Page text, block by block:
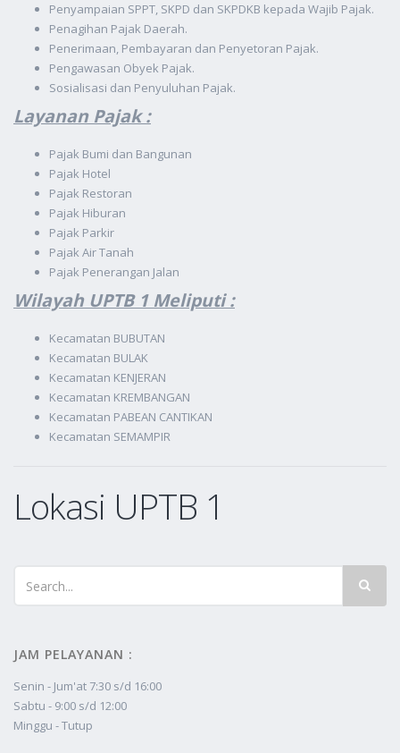
Penyampaian SPPT, SKPD dan SKPDKB kepada Wajib Pajak.
Penagihan Pajak Daerah.
Penerimaan, Pembayaran dan Penyetoran Pajak.
Pengawasan Obyek Pajak.
Sosialisasi dan Penyuluhan Pajak.
Layanan Pajak :
Pajak Bumi dan Bangunan
Pajak Hotel
Pajak Restoran
Pajak Hiburan
Pajak Parkir
Pajak Air Tanah
Pajak Penerangan Jalan
Wilayah UPTB 1 Meliputi :
Kecamatan BUBUTAN
Kecamatan BULAK
Kecamatan KENJERAN
Kecamatan KREMBANGAN
Kecamatan PABEAN CANTIKAN
Kecamatan SEMAMPIR
Lokasi UPTB 1
JAM PELAYANAN :
Senin - Jum'at 7:30 s/d 16:00
Sabtu - 9:00 s/d 12:00
Minggu - Tutup